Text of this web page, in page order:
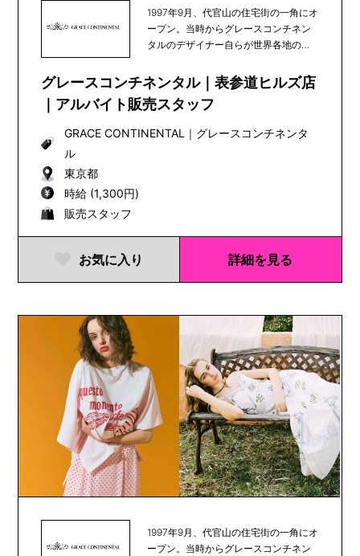
1997年9月、代官山の住宅街の一角にオ
ープン。当時からグレースコンチネン
タルのデザイナー自らが世界各地の素
グレースコンチネンタル｜表参道ヒルズ店
｜アルバイト販売スタッフ
GRACE CONTINENTAL ｜ グレースコンチネンタ
ル
東京都
時給 (1,300円)
販売スタッフ
お気に入り 詳細を見る
1997年9月、代官山の住宅街の一角にオ
ープン。当時からグレースコンチネン